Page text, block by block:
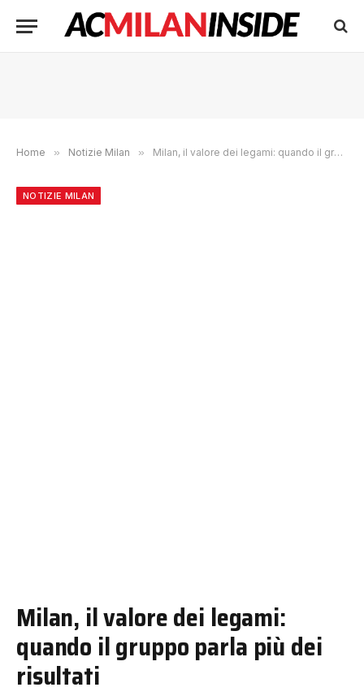
Home » Notizie Milan » Milan, il valore dei legami: quando il gruppo parla più dei risultati
NOTIZIE MILAN
Milan, il valore dei legami:
quando il gruppo parla più dei
risultati